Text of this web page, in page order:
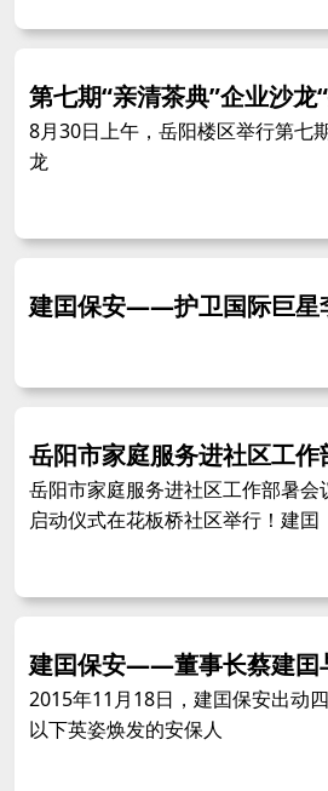
第七期“亲清茶典”企业沙龙
8月30日上午，岳阳楼区举行第七
龙
建囯保安——护卫国际巨星
岳阳市家庭服务进社区工
岳阳市家庭服务进社区工作部暑会
启动仪式在花板桥社区举行！建囯
建囯保安——董事长蔡建囯
2015年11月18日，建囯保安出动
以下英姿焕发的安保人